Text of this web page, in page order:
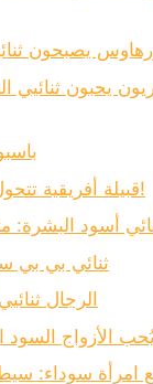
يصبحون
يحبون
قبيلة أفريقية تتحول إلى ثنائية الجنس!
أسود البشرة:
ثنائي بي بي
الرجال
يُحب الأزواج السود
امرأة سوداء: